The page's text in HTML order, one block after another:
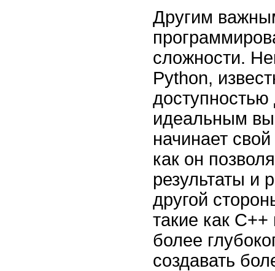
Другим
сложности.
Python,
идеальным
начинает
как он
результаты и
другой
такие как
более
создавать